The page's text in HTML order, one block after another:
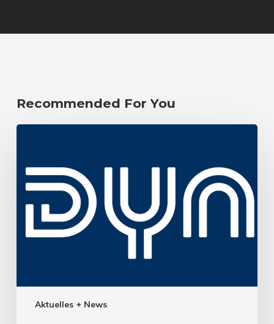
Recommended For You
Aktuelles + News